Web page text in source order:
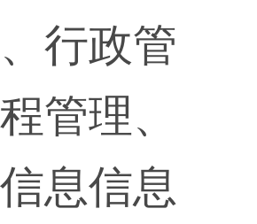
行政管
管理、
息信息